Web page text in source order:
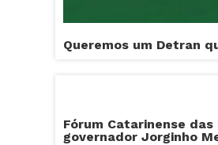
Queremos um Detran
Fórum Catarinense
governador Jorginho